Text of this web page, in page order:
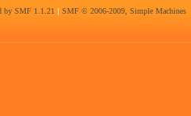
by SMF 1.1.21 | SMF © 2006-2009, Simple Machines